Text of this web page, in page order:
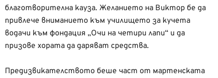
благотворителна кауза. Желанието на Виктор бе да
привлече вниманието към училището за кучета
водачи към фондация „Очи на четири лапи“ и да
призове хората да даряват средства.
Предизвикателството беше част от мартенската